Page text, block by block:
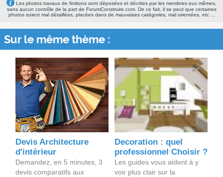
Les photos travaux de finitions sont déposées et décrites par les membres eux mêmes,
sans aucun contrôle de la part de ForumConstruire.com. De ce fait, il se peut que certaines
photos soient mal détaillées, placées dans de mauvaises catégories, mal orientées, etc ...
Sur le même thème :
Devis Architecture
d'intèrieur
Demandez, en 5 minutes, 3
devis comparatifs aux
Decoration : quel
professionnel Choisir ?
Les guides vous aident à y
voir plus clair sur la